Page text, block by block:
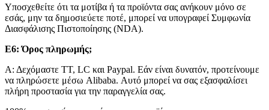
Υποσχεθείτε ότι τα μοτίβα ή τα προϊόντα σας ανήκουν μόνο σε
εσάς, μην τα δημοσιεύετε ποτέ, μπορεί να υπογραφεί Συμφωνία
Διασφάλισης Πιστοποίησης (NDA).
Ε6: Όρος πληρωμής;
Α: Δεχόμαστε TT, LC και Paypal. Εάν είναι δυνατόν, προτείνουμε
να πληρώσετε μέσω Alibaba. Αυτό μπορεί να σας εξασφαλίσει
πλήρη προστασία για την παραγγελία σας.